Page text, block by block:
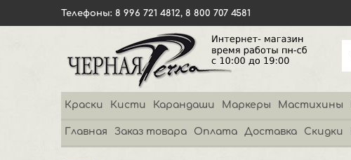
Телефоны: 8 996 721 4812, 8 800 707 4581
Краски Кисти Карандаши Маркеры Мастихины
Главная Заказ товара Оплата Доставка Скидки